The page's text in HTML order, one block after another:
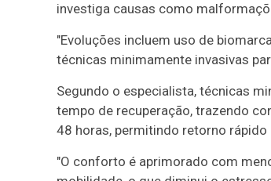
investiga causas como
"Evoluções incluem uso de
técnicas minimamente invasivas
Segundo o especialista, técnicas
tempo de recuperação, trazendo
48 horas, permitindo retorno rápido
"O conforto é aprimorado com